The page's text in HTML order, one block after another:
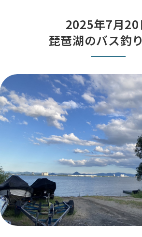
2025年7月20
琵琶湖のバス釣